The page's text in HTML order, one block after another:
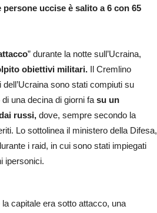
uccise è salito a 6 con 65
” durante la notte sull’Ucraina,
obiettivi militari. Il Cremlino
sono stati compiuti su
una decina di giorni fa su un
russi, dove, sempre secondo la
Lo sottolinea il ministero della Difesa,
i raid, in cui sono stati impiegati
ipersonici.
capitale era sotto attacco, una